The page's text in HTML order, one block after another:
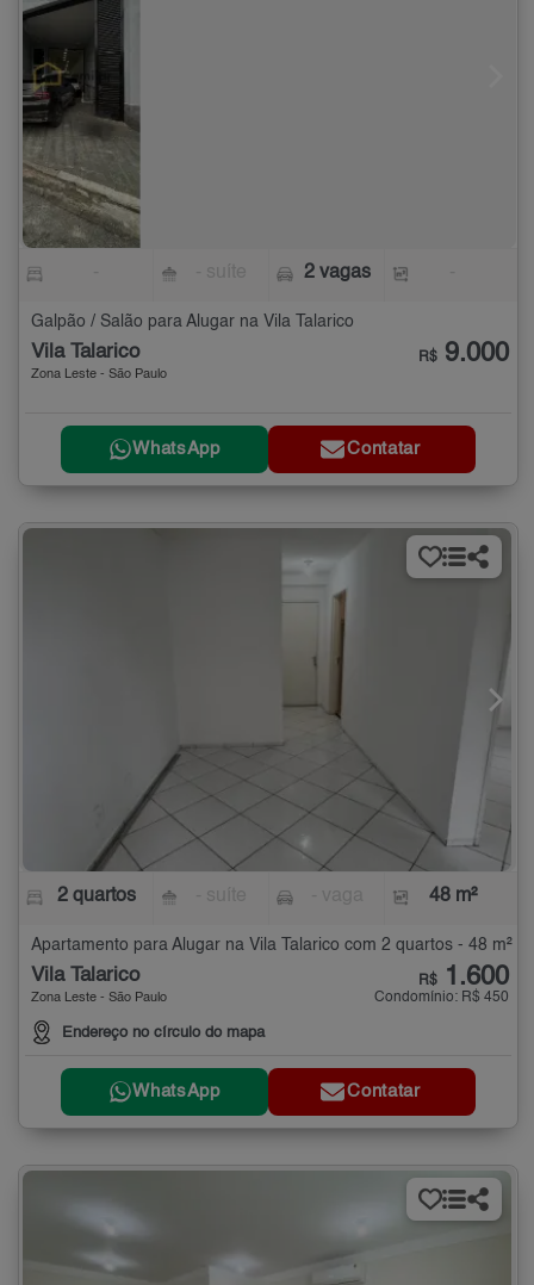
2 vagas
Galpão / Salão para Alugar na Vila Talarico
Vila Talarico
Zona Leste - São Paulo
R$ 9.000
WhatsApp Contatar
2 quartos 48 m²
Apartamento para Alugar na Vila Talarico com 2 quartos - 48 m²
Vila Talarico
Zona Leste - São Paulo
Endereço no círculo do mapa
R$ 1.600
Condomínio: R$ 450
WhatsApp Contatar